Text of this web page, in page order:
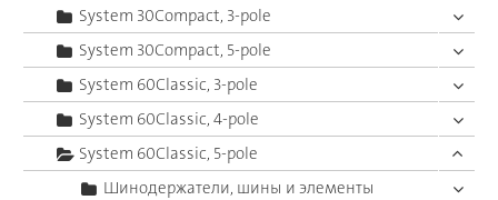
System 30Compact, 3-pole
System 30Compact, 5-pole
System 60Classic, 3-pole
System 60Classic, 4-pole
System 60Classic, 5-pole
Шинодержатели, шины и элементы